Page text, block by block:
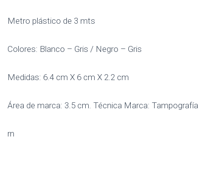
Metro plástico de 3 mts
Colores: Blanco – Gris / Negro – Gris
Medidas: 6.4 cm X 6 cm X 2.2 cm
Área de marca: 3.5 cm. Técnica Marca: Tampografía
rn